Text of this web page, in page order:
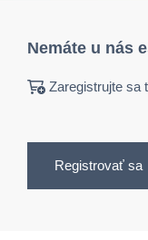
Nemáte u nás
Zaregistrujte sa
Registrovať sa